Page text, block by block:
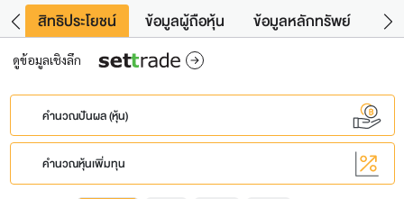
สิทธิประโยชน์ ข้อมูลผู้ถือหุ้น ข้อมูลหลักทรัพย์
ดูข้อมูลเชิงลึก
คำนวณปันผล (หุ้น)
คำนวณหุ้นเพิ่มทุน